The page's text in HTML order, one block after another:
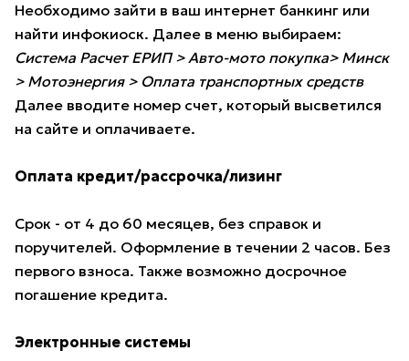
Необходимо зайти в ваш интернет банкинг или
найти инфокиоск. Далее в меню выбираем:
Система Расчет ЕРИП > Авто-мото покупка> Минск
> Мотоэнергия > Оплата транспортных средств
Далее вводите номер счет, который высветился
на сайте и оплачиваете.
Оплата кредит/рассрочка/лизинг
Срок - от 4 до 60 месяцев, без справок и
поручителей. Оформление в течении 2 часов. Без
первого взноса. Также возможно досрочное
погашение кредита.
Электронные системы